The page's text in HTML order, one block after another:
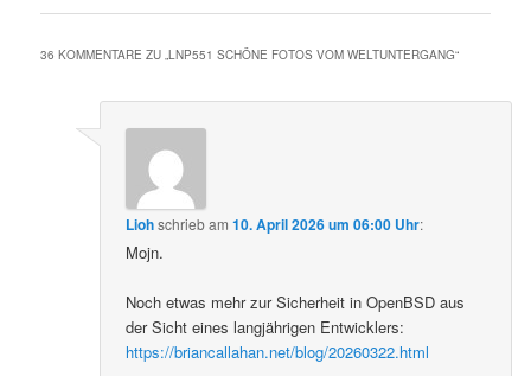
36 KOMMENTARE ZU „LNP551 SCHÖNE FOTOS VOM WELTUNTERGANG“
Liohschriebam10. April 2026 um 06:00 Uhr:
Mojn.
Noch etwas mehr zur Sicherheit in OpenBSD aus
der Sicht eines langjährigen Entwicklers:
https://briancallahan.net/blog/20260322.html